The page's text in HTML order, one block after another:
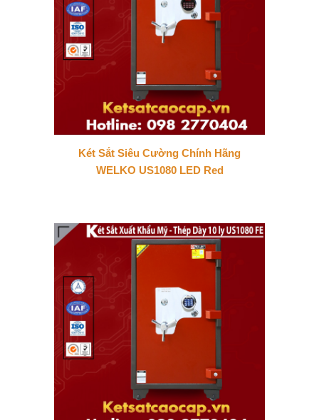
Két Sắt Siêu Cường Chính Hãng
WELKO US1080 LED Red